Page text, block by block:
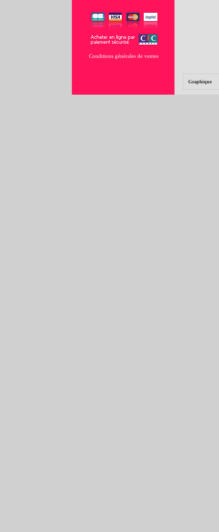
Conditions générales de ventes
Graphique